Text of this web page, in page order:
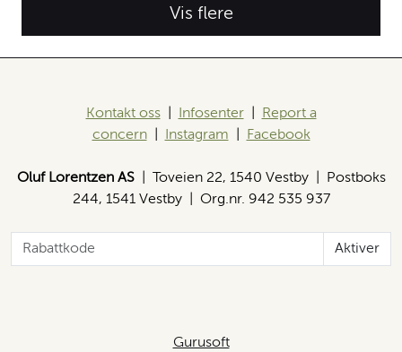
Vis flere
Kontakt oss| Infosenter|
Report a
concern| Instagram Facebook
Oluf Lorentzen AS| Toveien 22, 1540 Vestby | Postboks
244, 1541 Vestby | Org.nr. 942 535 937
Aktiver
Gurusoft